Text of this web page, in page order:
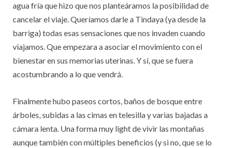
agua fría que hizo que nos planteáramos la posibilidad de
cancelar el viaje. Queríamos darle a Tindaya (ya desde la
barriga) todas esas sensaciones que nos invaden cuando
viajamos. Que empezara a asociar el movimiento con el
bienestar en sus memorias uterinas. Y sí, que se fuera
acostumbrando a lo que vendrá.
Finalmente hubo paseos cortos, baños de bosque entre
árboles, subidas a las cimas en telesilla y varias bajadas a
cámara lenta. Una forma muy light de vivir las montañas
aunque también con múltiples beneficios (y si no, que se lo